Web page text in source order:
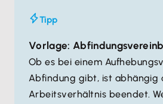
Tipp
Vorlage:
Ob es bei einem
Abfindung gibt, ist abhängig
Arbeitsverhältnis beendet.